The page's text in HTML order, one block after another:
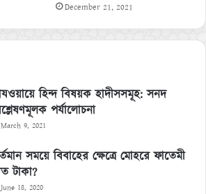
December 21, 2021
হিন্দ বিষয়ক হাদীসসমূহ: সনদ
পর্যালোচনা
March 9, 2021
সময়ে বিবাহের ক্ষেত্রে মোহরে ফাতেমী
টাকা?
June 18, 2020